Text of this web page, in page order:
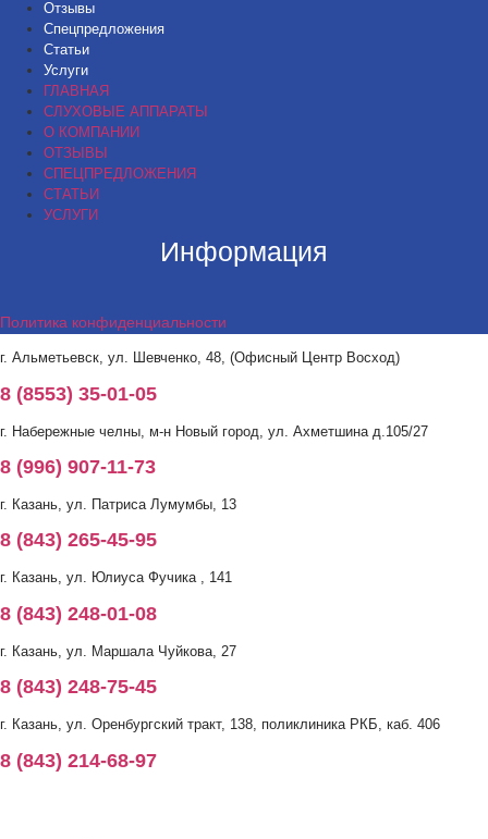
Отзывы
Спецпредложения
Статьи
Услуги
ГЛАВНАЯ
СЛУХОВЫЕ АППАРАТЫ
О КОМПАНИИ
ОТЗЫВЫ
СПЕЦПРЕДЛОЖЕНИЯ
СТАТЬИ
УСЛУГИ
Информация
Политика конфиденциальности
г. Альметьевск, ул. Шевченко, 48, (Офисный Центр Восход)
8 (8553) 35-01-05
г. Набережные челны, м-н Новый город, ул. Ахметшина д.105/27
8 (996) 907-11-73
г. Казань, ул. Патриса Лумумбы, 13
8 (843) 265-45-95
г. Казань, ул. Юлиуса Фучика , 141
8 (843) 248-01-08
г. Казань, ул. Маршала Чуйкова, 27
8 (843) 248-75-45
г. Казань, ул. Оренбургский тракт, 138, поликлиника РКБ, каб. 406
8 (843) 214-68-97